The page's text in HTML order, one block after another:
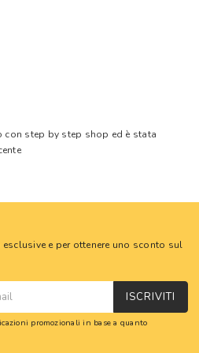
step by step shop ed è stata
e per ottenere uno sconto sul
ISCRIVITI
promozionali in base a quanto